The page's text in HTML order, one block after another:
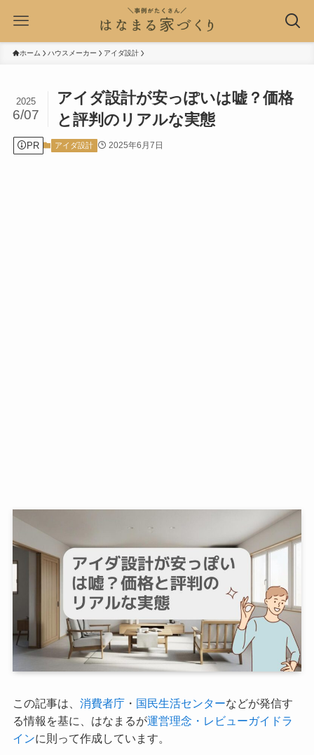
ホーム ハウスメーカー アイダ設計
アイダ設計が安っぽいは嘘？価格
と評判のリアルな実態
2025
6/07
PR アイダ設計 2025年6月7日
この記事は、 消費者庁・ 国民生活センターなどが発信す
る情報を基に、はなまるが運営理念・レビューガイドラ
インに則って作成しています。